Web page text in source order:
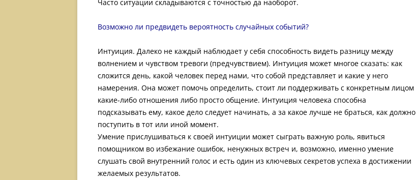
Часто ситуации складываются с точностью да наоборот.
Возможно ли предвидеть вероятность случайных событий?
Интуиция. Далеко не каждый наблюдает у себя способность видеть разницу между
волнением и чувством тревоги (предчувствием). Интуиция может многое сказать: как
сложится день, какой человек перед нами, что собой представляет и какие у него
намерения. Она может помочь определить, стоит ли поддерживать с конкретным лицом
какие-либо отношения либо просто общение. Интуиция человека способна
подсказывать ему, какое дело следует начинать, а за какое лучше не браться, как должно
поступить в тот или иной момент.
Умение прислушиваться к своей интуиции может сыграть важную роль, явиться
помощником во избежание ошибок, ненужных встреч и, возможно, именно умение
слушать свой внутренний голос и есть один из ключевых секретов успеха в достижении
желаемых результатов.